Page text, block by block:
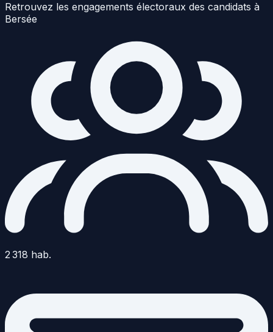
Retrouvez les engagements électoraux des candidats à
Bersée
2 318 hab.